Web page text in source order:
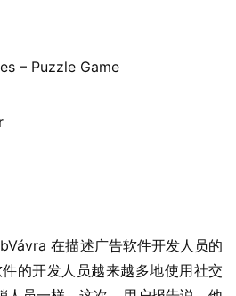
– Puzzle Game
在描述广告软件开发人员的
的开发人员越来越多地使用社交